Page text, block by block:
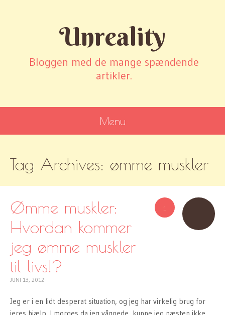
Unreality
Bloggen med de mange spændende
artikler.
Menu
TO
CONTENT
Tag Archives: ømme muskler
1
Ømme muskler:
Hvordan kommer
jeg ømme muskler
til livs!?
JUNI 13, 2012
Jeg er i en lidt desperat situation, og jeg har virkelig brug for